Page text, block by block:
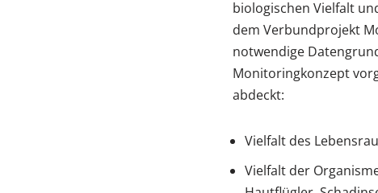
biologischen Vielfalt
dem Verbundprojekt
notwendige
Monitoringkonzept
abdeckt:
Vielfalt des
Vielfalt der